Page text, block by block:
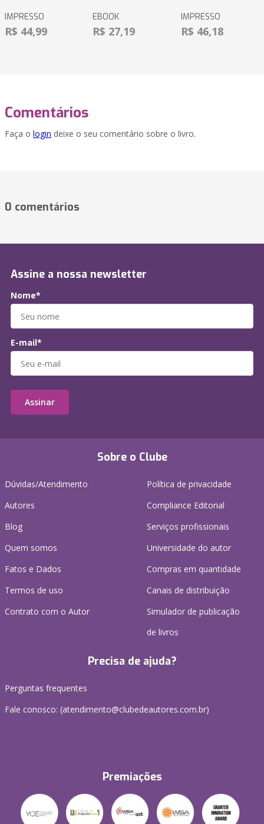
IMPRESSO
R$ 44,99
EBOOK
R$ 27,19
IMPRESSO
R$ 46,18
Comentários
Faça o login deixe o seu comentário sobre o livro.
0 comentários
Sobre o Clube
Dúvidas/Atendimento
Autores
Blog
Quem somos
Fatos e Dados
Termos de uso
Contrato com o Autor
Política de privacidade
Compliance Editorial
Serviços profissionais
Universidade do autor
Compras em quantidade
Canais de distribuição
Simulador de publicação
de livros
Precisa de ajuda?
Perguntas frequentes
Fale conosco: (atendimento@clubedeautores.com.br)
Premiações
Assine a nossa newsletter
Nome*
E-mail*
Assinar